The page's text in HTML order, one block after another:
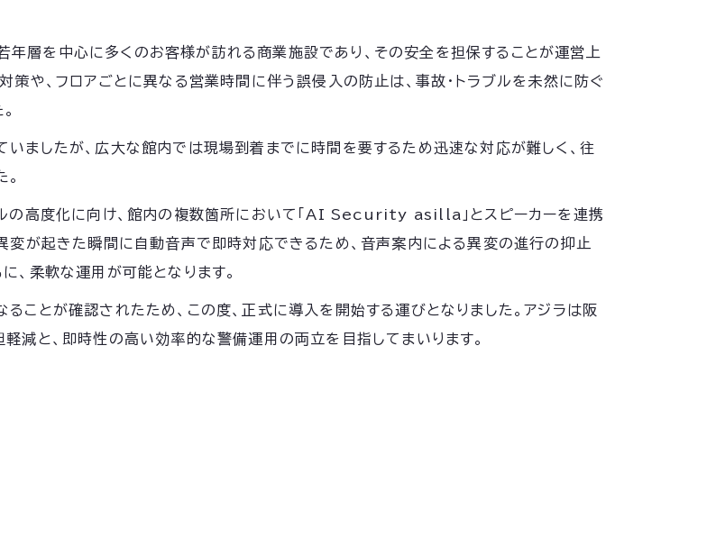
年層を中心に多くのお客様が訪れる商業施設であり、その安全を担保することが運営上
策や、フロアごとに異なる営業時間に伴う誤侵入の防止は、事故・トラブルを未然に防ぐ
ましたが、広大な館内では現場到着までに時間を要するため迅速な対応が難しく、往
ルの高度化に向け、館内の複数箇所において「AI Security asilla」とスピーカーを連携
変が起きた瞬間に自動音声で即時対応できるため、音声案内による異変の進行の抑止
、柔軟な運用が可能となります。
ことが確認されたため、この度、正式に導入を開始する運びとなりました。アジラは阪
減と、即時性の高い効率的な警備運用の両立を目指してまいります。